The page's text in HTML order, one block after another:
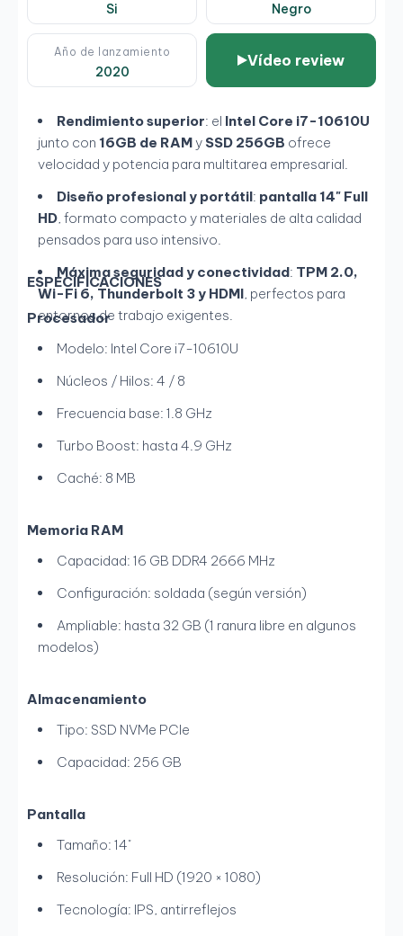
Si Negro
Año de lanzamiento
2020
Vídeo review
Rendimiento superior: el Intel Core i7-10610U
junto con 16GB de RAMy SSD 256GB ofrece
velocidad y potencia para multitarea empresarial.
Diseño profesional y portátil: pantalla 14" Full
HD, formato compacto y materiales de alta calidad
pensados para uso intensivo.
Máxima seguridad y conectividad: TPM 2.0,
Wi-Fi 6, Thunderbolt 3 y HDMI, perfectos para
entornos de trabajo exigentes.
ESPECIFICACIONES
Procesador
Modelo: Intel Core i7-10610U
Núcleos / Hilos: 4 / 8
Frecuencia base: 1.8 GHz
Turbo Boost: hasta 4.9 GHz
Caché: 8 MB
Memoria RAM
Capacidad: 16 GB DDR4 2666 MHz
Configuración: soldada (según versión)
Ampliable: hasta 32 GB (1 ranura libre en algunos
modelos)
Almacenamiento
Tipo: SSD NVMe PCIe
Capacidad: 256 GB
Pantalla
Tamaño: 14"
Resolución: Full HD (1920 × 1080)
Tecnología: IPS, antirreflejos